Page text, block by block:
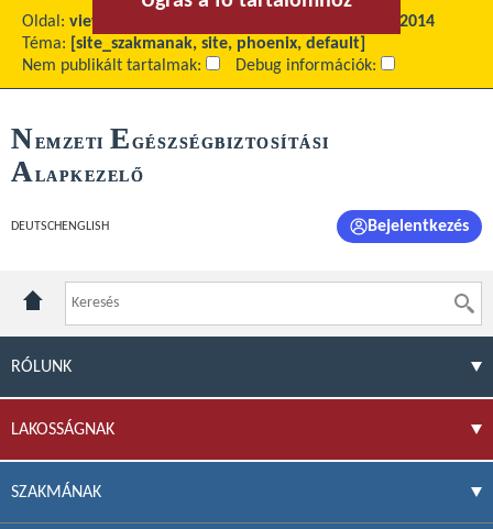
Oldal: view
Havi jelentés - Archívum 2014
Téma:
[site_szakmanak, site, phoenix, default]
Nem publikált tartalmak:
Debug információk:
NEMZETI E GÉSZSÉGBIZTOSÍTÁSI
ALAPKEZELŐ
DEUTSCH ENGLISH Bejelentkezés
RÓLUNK
LAKOSSÁGNAK
SZAKMÁNAK